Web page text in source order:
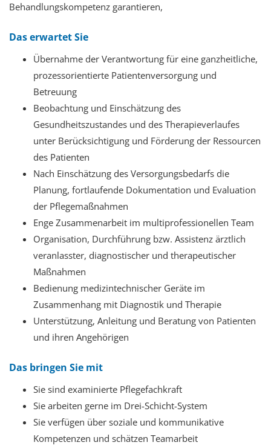
Behandlungskompetenz garantieren,
Das erwartet Sie
Übernahme der Verantwortung für eine ganzheitliche,
prozessorientierte Patientenversorgung und
Betreuung
Beobachtung und Einschätzung des
Gesundheitszustandes und des Therapieverlaufes
unter Berücksichtigung und Förderung der Ressourcen
des Patienten
Nach Einschätzung des Versorgungsbedarfs die
Planung, fortlaufende Dokumentation und Evaluation
der Pflegemaßnahmen
Enge Zusammenarbeit im multiprofessionellen Team
Organisation, Durchführung bzw. Assistenz ärztlich
veranlasster, diagnostischer und therapeutischer
Maßnahmen
Bedienung medizintechnischer Geräte im
Zusammenhang mit Diagnostik und Therapie
Unterstützung, Anleitung und Beratung von Patienten
und ihren Angehörigen
Das bringen Sie mit
Sie sind examinierte Pflegefachkraft
Sie arbeiten gerne im Drei-Schicht-System
Sie verfügen über soziale und kommunikative
Kompetenzen und schätzen Teamarbeit